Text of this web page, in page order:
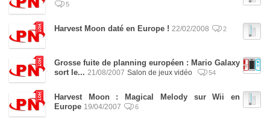
5
Harvest Moon daté en Europe ! 22/02/2008 2
Grosse fuite de planning européen : Mario Galaxy
sort le... 21/08/2007 Salon de jeux vidéo 54
Harvest Moon : Magical Melody sur Wii en
Europe 19/04/2007 6